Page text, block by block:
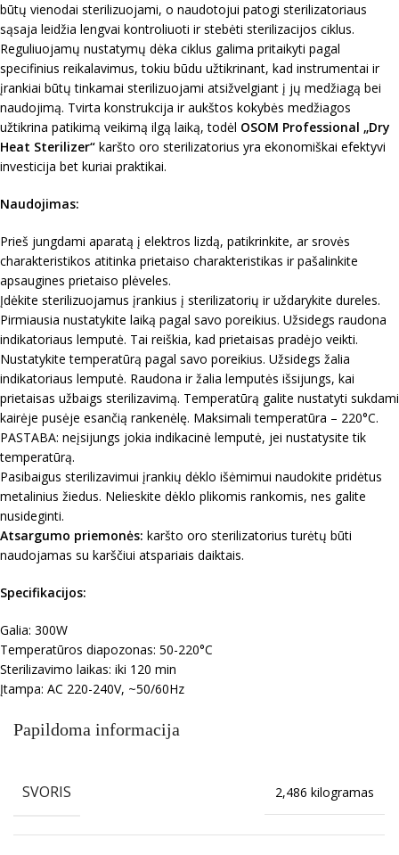
būtų vienodai sterilizuojami, o naudotojui patogi sterilizatoriaus
sąsaja leidžia lengvai kontroliuoti ir stebėti sterilizacijos ciklus.
Reguliuojamų nustatymų dėka ciklus galima pritaikyti pagal
specifinius reikalavimus, tokiu būdu užtikrinant, kad instrumentai ir
įrankiai būtų tinkamai sterilizuojami atsižvelgiant į jų medžiagą bei
naudojimą. Tvirta konstrukcija ir aukštos kokybės medžiagos
užtikrina patikimą veikimą ilgą laiką, todėl OSOM Professional „Dry
Heat Sterilizer“ karšto oro sterilizatorius yra ekonomiškai efektyvi
investicija bet kuriai praktikai.
Naudojimas:
Prieš jungdami aparatą į elektros lizdą, patikrinkite, ar srovės
charakteristikos atitinka prietaiso charakteristikas ir pašalinkite
apsaugines prietaiso plėveles.
Įdėkite sterilizuojamus įrankius į sterilizatorių ir uždarykite dureles.
Pirmiausia nustatykite laiką pagal savo poreikius. Užsidegs raudona
indikatoriaus lemputė. Tai reiškia, kad prietaisas pradėjo veikti.
Nustatykite temperatūrą pagal savo poreikius. Užsidegs žalia
indikatoriaus lemputė. Raudona ir žalia lemputės išsijungs, kai
prietaisas užbaigs sterilizavimą. Temperatūrą galite nustatyti sukdami
kairėje pusėje esančią rankenėlę. Maksimali temperatūra – 220°C.
PASTABA: neįsijungs jokia indikacinė lemputė, jei nustatysite tik
temperatūrą.
Pasibaigus sterilizavimui įrankių dėklo išėmimui naudokite pridėtus
metalinius žiedus. Nelieskite dėklo plikomis rankomis, nes galite
nusideginti.
Atsargumo priemonės: karšto oro sterilizatorius turėtų būti
naudojamas su karščiui atspariais daiktais.
Specifikacijos:
Galia: 300W
Temperatūros diapozonas: 50-220°C
Sterilizavimo laikas: iki 120 min
Įtampa: AC 220-240V, ~50/60Hz
Papildoma informacija
SVORIS 2,486 kilogramas